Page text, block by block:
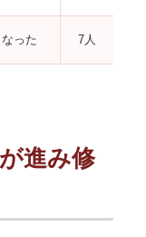
った 7人
進み修